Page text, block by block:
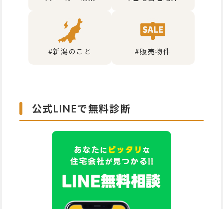
公式LINEで無料診断
#新潟のこと #販売物件